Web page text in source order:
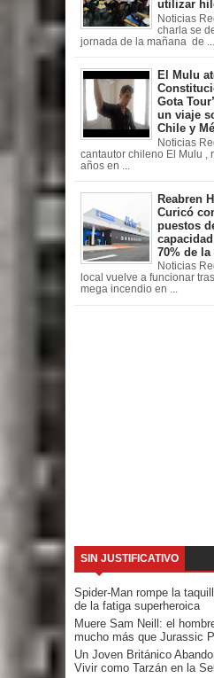
utilizar
Noticias
charla se
jornada de la mañana de ...
El Mulu
Gota
un viaje
Chile y
Noticias
cantautor chileno El Mulu ,
años en ...
Reabren
Curicó
puestos
70% de
Noticias
local vuelve a funcionar
mega incendio en ...
SIN JUSTIFICATIVO
Spider-Man rompe la
de la fatiga superheroica
Muere Sam Neill: el
mucho más que Jurassic
Un Joven Británico
Vivir como Tarzán en la